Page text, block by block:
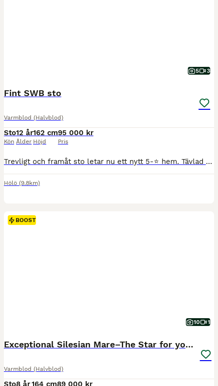
5 3
Fint SWB sto
Varmblod (Halvblod)
Sto
Kön
12 år
Ålder
162 cm
Höjd
95 000 kr
Pris
Trevligt och framåt sto letar nu ett nytt 5-⭐️ hem. Tävlad upp till LB1 men finns mer potential för den som vill tävla högre Mkt känslig och lätt i munnen och behöver därmed en ryttare som rider välbalanserat och med mjuka stadiga händer. Rids just nu på hackamore och det går väldigt bra men varierar med att rida med bett. Kan ibland upplevas som något nervig men det är
Hölö (9.8km)
BOOST
10 1
Exceptional Silesian Mare–The Star for your Future
Varmblod (Halvblod)
Sto8 år164 cm89 000 kr